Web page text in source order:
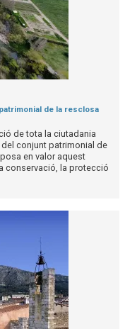
de la resclosa
de tota la ciutadania
conjunt patrimonial de
en valor aquest
conservació, la protecció